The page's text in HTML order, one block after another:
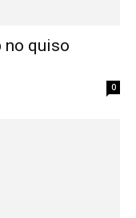
no quiso
0